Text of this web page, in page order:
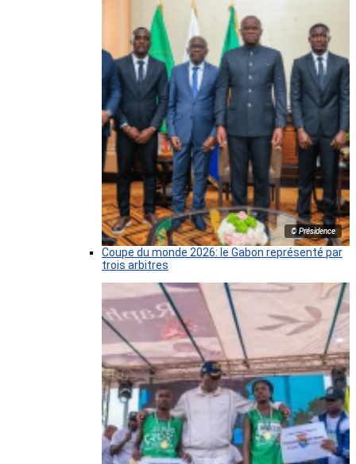
© Présidence
Coupe du monde 2026: le Gabon représenté par
trois arbitres